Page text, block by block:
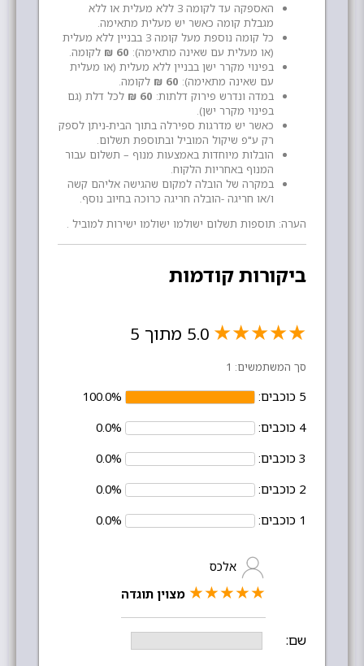
האספקה עד לקומה 3 ללא מעלית או ללא
מגבלת קומה כאשר יש מעלית מתאימה.
כל קומה נוספת מעל קומה 3 בבניין ללא מעלית
(או מעלית עם שאינה מתאימה): 60 ₪
לקומה.
בפינוי מקרר ישן בבניין ללא מעלית (או מעלית
עם שאינה מתאימה): 60 ₪
לקומה.
במדה ונדרש פירוק דלתות: 60 ₪
לכל דלת (גם
בפינוי מקרר ישן).
כאשר יש מדרגות ספירלה בתוך הבית-ניתן לספק
רק ע"פ שיקול המוביל ובתוספת תשלום.
הובלות מיוחדות באמצעות מנוף – תשלום עבור
המנוף באחריות הלקוח.
במקרה של הובלה למקום שהגישה אליהם קשה
ו/או חריגה -הובלה חריגה כרוכה בחיוב נוסף.
הערה: תוספות תשלום ישולמו ישולמו ישירות למוביל .
ביקורות קודמות
★
★
★
★
★ 5.0 מתוך 5
סך המשתמשים: 1
5 כוכבים: 100.0%
4 כוכבים: 0.0%
3 כוכבים: 0.0%
2 כוכבים: 0.0%
1 כוכבים: 0.0%
אלכס
★
★
★
★
★ מצוין תוגדה
שם: